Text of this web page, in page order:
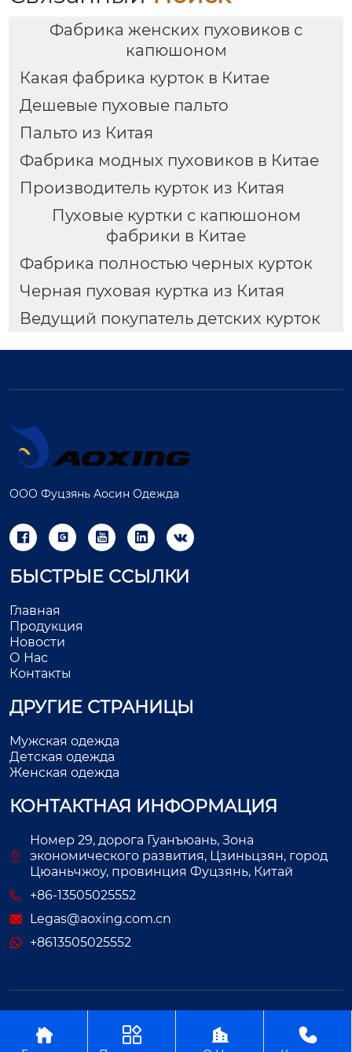
Фабрика женских пуховиков с
капюшоном
Какая фабрика курток в Китае
Дешевые пуховые пальто
Пальто из Китая
Фабрика модных пуховиков в Китае
Производитель курток из Китая
Пуховые куртки с капюшоном
фабрики в Китае
Фабрика полностью черных курток
Черная пуховая куртка из Китая
Ведущий покупатель детских курток
ООО Фуцзянь Аосин Одежда
    
БЫСТРЫЕ ССЫЛКИ
Главная
Продукция
Новости
О Нас
Контакты
ДРУГИЕ СТРАНИЦЫ
Мужская одежда
Детская одежда
Женская одежда
КОНТАКТНАЯ ИНФОРМАЦИЯ
Номер 29, дорога Гуанъюань, Зона
экономического развития, Цзиньцзян, город
Цюаньчжоу, провинция Фуцзянь, Китай
+86-13505025552
Legas@aoxing.com.cn
+8613505025552
   